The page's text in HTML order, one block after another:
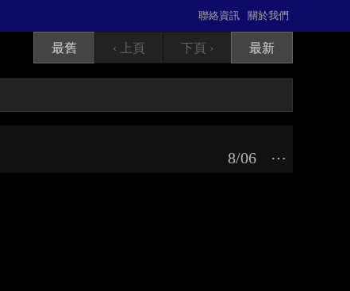
關於我們
聯絡資訊
最舊 ‹ 上頁 下頁 › 最新
⋯
8/06